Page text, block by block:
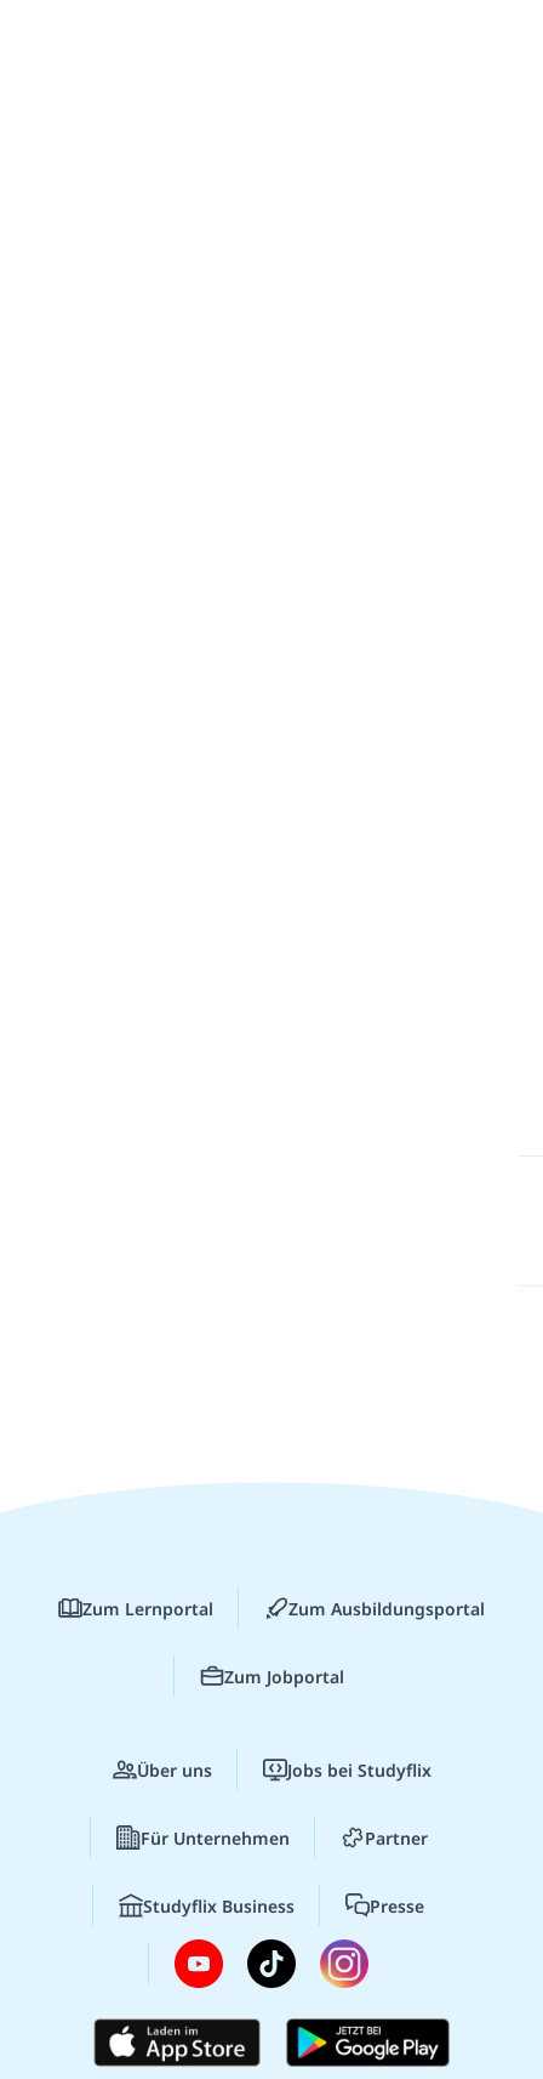
Zum Lernportal Zum Ausbildungsportal
Zum Jobportal
Über uns Jobs bei Studyflix
Für Unternehmen Partner
Studyflix Business Presse